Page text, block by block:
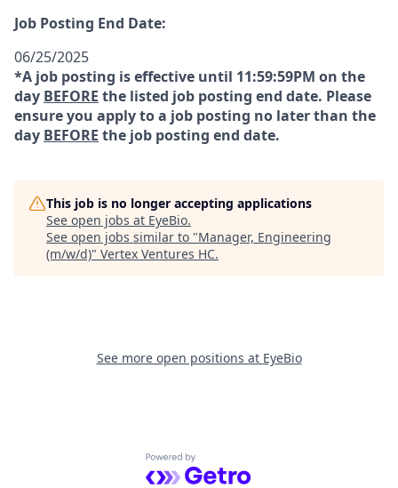
Job Posting End Date:
06/25/2025
*A job posting is effective until 11:59:59PM on the
day BEFORE the listed job posting end date. Please
ensure you apply to a job posting no later than the
day BEFORE the job posting end date.
This job is no longer accepting applications
See open jobs at EyeBio.
See open jobs similar to "Manager, Engineering
(m/w/d)" Vertex Ventures HC.
See more open positions at EyeBio
Powered by Getro.com